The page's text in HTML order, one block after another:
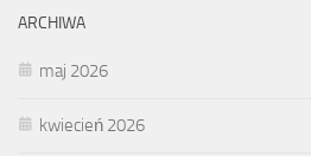
ARCHIWA
maj 2026
kwiecień 2026